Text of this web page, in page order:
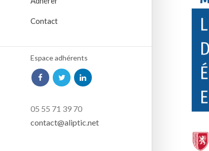
Contact
Espace adhérents
05 55 71 39 70
contact@aliptic.net